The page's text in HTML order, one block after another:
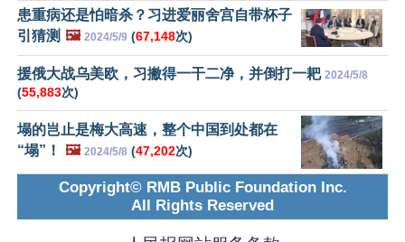
患重病还是怕暗杀？习进爱丽舍宫自带杯子
引猜测 🖼️ 2024/5/9 (67,148次)
援俄大战乌美欧，习撇得一干二净，并倒打一耙 2024/5/8
(55,883次)
塌的岂止是梅大高速，整个中国到处都在
“塌”！
🖼️ 2024/5/8 (47,202次)
Copyright© RMB Public Foundation Inc.
All Rights Reserved